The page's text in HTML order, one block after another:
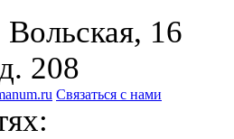
16
208
Связаться с нами